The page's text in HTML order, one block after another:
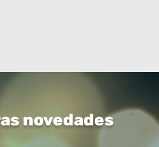
novedades